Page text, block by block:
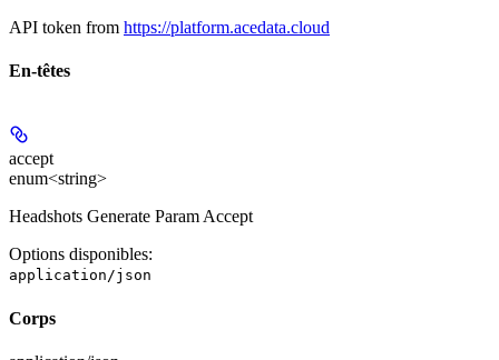
API token from https://platform.acedata.cloud
En-têtes
accept
enum<string>
Headshots Generate Param Accept
Options disponibles:
application/json
Corps